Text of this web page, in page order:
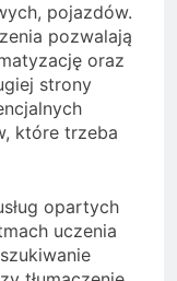
pojazdów.
pozwalają
oraz
strony
które trzeba
opartych
uczenia